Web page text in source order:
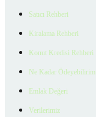
Satıcı Rehberi
Kiralama Rehberi
Konut Kredisi Rehberi
Ne Kadar Ödeyebilirim
Emlak Değeri
Verilerimiz